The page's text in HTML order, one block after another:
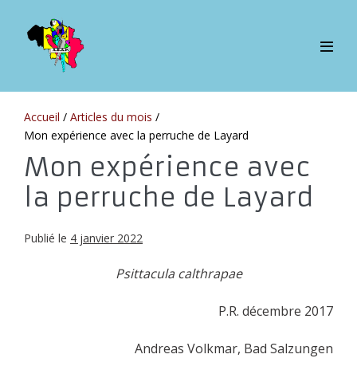
contenu
Accueil / Articles du mois /
Mon expérience avec la perruche de Layard
Mon expérience avec
la perruche de Layard
Publié le 4 janvier 2022
Psittacula calthrapae
P.R. décembre 2017
Andreas Volkmar, Bad Salzungen